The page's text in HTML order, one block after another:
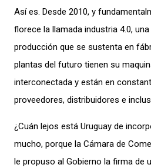
Así es. Desde 2010, y
florece la llamada industria 4.0,
producción que se sustenta en
plantas del futuro tienen su
interconectada y están en
proveedores, distribuidores e
¿Cuán lejos está Uruguay de
mucho, porque la Cámara de
le propuso al Gobierno la firma de